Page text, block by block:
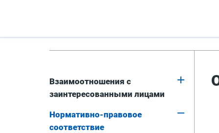
Stakeholder
Engagement
Взаимоотношения с
заинтересованными лицами
Нормативно-правовое
соответствие